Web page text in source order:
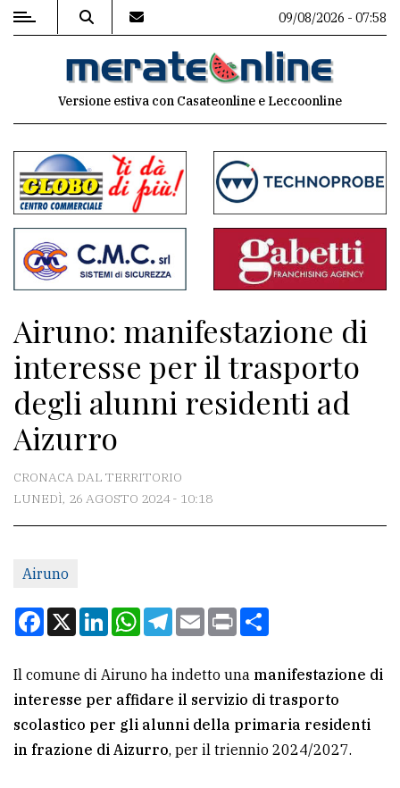
MENU
commenti
Contenuti
del
sito
Associazioni
Meteo
CONTATTI
La
redazione
Per
tua
CERCA
Cerca
09/08/2026 - 07:58
Versione estiva con Casateonline e Leccoonline
Airuno: manifestazione di
interesse per il trasporto
degli alunni residenti ad
Aizurro
CRONACA DAL TERRITORIO
LUNEDÌ, 26 AGOSTO 2024 - 10:18
Airuno
Facebook
X LinkedInWhatsApp
Telegram
EmailPrint
Il comune di Airuno ha indetto una manifestazione di
interesse per affidare il servizio di trasporto
scolastico per gli alunni della primaria residenti
in frazione di Aizurro, per il triennio 2024/2027.